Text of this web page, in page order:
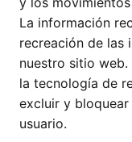
La información
recreación de las
nuestro sitio
la tecnología de
excluir y
usuario.